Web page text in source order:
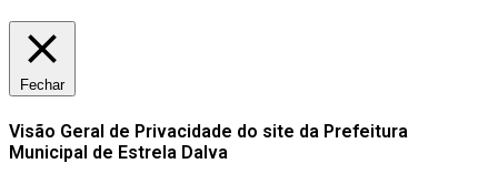
Fechar
Visão Geral de Privacidade do site da Prefeitura
Municipal de Estrela Dalva